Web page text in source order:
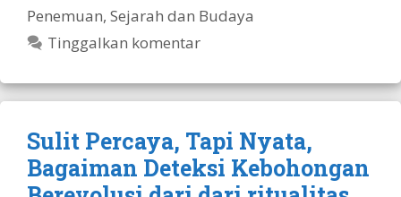
Penemuan, Sejarah dan Budaya
Tinggalkan komentar
Sulit Percaya, Tapi Nyata,
Bagaiman Deteksi Kebohongan